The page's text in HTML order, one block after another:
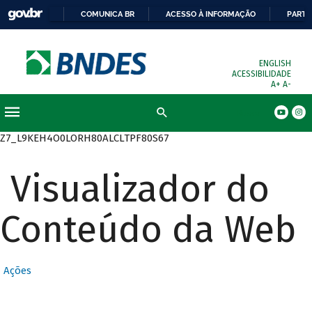
COMUNICA BR ACESSO À INFORMAÇÃO
ENGLISH
ACESSIBILIDADE
A+ A-
Z7_L9KEH4O0LORH80ALCLTPF80S67
Visualizador do
Conteúdo da Web
Ações